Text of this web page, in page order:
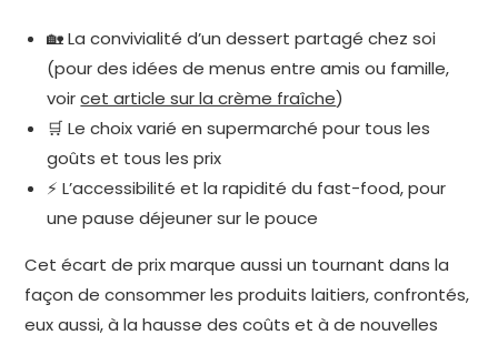
🏡 La convivialité d’un dessert partagé chez soi
(pour des idées de menus entre amis ou famille,
voircet article sur la crème fraîche)
🛒 Le choix varié en supermarché pour tous les
goûts et tous les prix
⚡ L’accessibilité et la rapidité du fast-food, pour
une pause déjeuner sur le pouce
Cet écart de prix marque aussi un tournant dans la
façon de consommer les produits laitiers, confrontés,
eux aussi, à la hausse des coûts et à de nouvelles